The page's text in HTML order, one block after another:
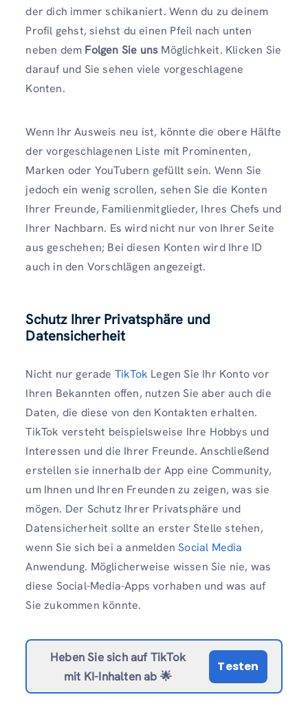
der dich immer schikaniert. Wenn du zu deinem
Profil gehst, siehst du einen Pfeil nach unten
neben dem Folgen Sie uns Möglichkeit. Klicken Sie
darauf und Sie sehen viele vorgeschlagene
Konten.
Wenn Ihr Ausweis neu ist, könnte die obere Hälfte
der vorgeschlagenen Liste mit Prominenten,
Marken oder YouTubern gefüllt sein. Wenn Sie
jedoch ein wenig scrollen, sehen Sie die Konten
Ihrer Freunde, Familienmitglieder, Ihres Chefs und
Ihrer Nachbarn. Es wird nicht nur von Ihrer Seite
aus geschehen; Bei diesen Konten wird Ihre ID
auch in den Vorschlägen angezeigt.
Schutz Ihrer Privatsphäre und
Datensicherheit
Nicht nur gerade TikTok Legen Sie Ihr Konto vor
Ihren Bekannten offen, nutzen Sie aber auch die
Daten, die diese von den Kontakten erhalten.
TikTok versteht beispielsweise Ihre Hobbys und
Interessen und die Ihrer Freunde. Anschließend
erstellen sie innerhalb der App eine Community,
um Ihnen und Ihren Freunden zu zeigen, was sie
mögen. Der Schutz Ihrer Privatsphäre und
Datensicherheit sollte an erster Stelle stehen,
wenn Sie sich bei a anmeldenSocial Media
Anwendung. Möglicherweise wissen Sie nie, was
diese Social-Media-Apps vorhaben und was auf
Sie zukommen könnte.
Heben Sie sich auf TikTok
mit KI-Inhalten ab 🌟
Testen